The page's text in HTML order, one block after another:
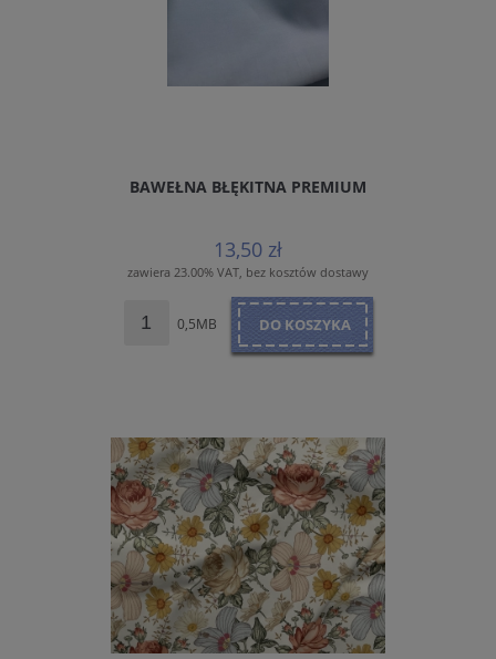
BAWEŁNA BŁĘKITNA PREMIUM
13,50 zł
zawiera 23.00% VAT, bez kosztów dostawy
0,5MB DO KOSZYKA